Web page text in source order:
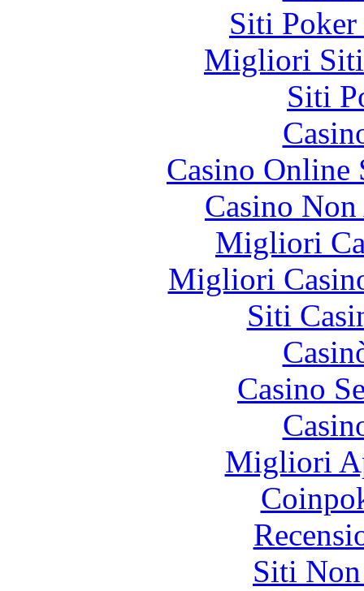
Siti
Migliori Siti
Siti
Casino
Casino
Migliori
Migliori
Siti
Casino
Migliori
Siti